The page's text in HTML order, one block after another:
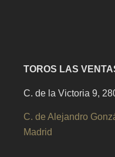
TOROS LAS
C. de la Victoria 9,
C. de Alejandro
Madrid